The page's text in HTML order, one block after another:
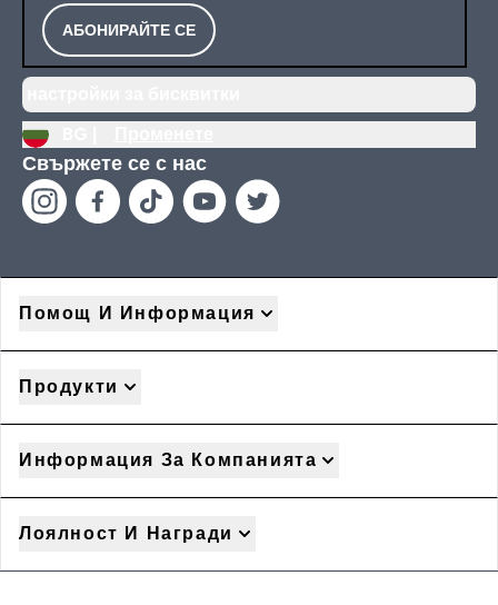
АБОНИРАЙТЕ СЕ
Свържете се с нас
Помощ И Информация
Продукти
Информация За Компанията
Лоялност И Награди